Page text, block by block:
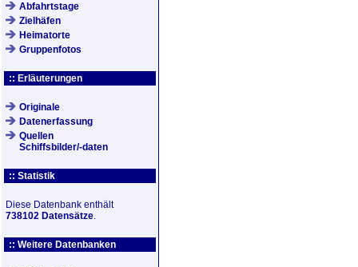
Abfahrtstage
Zielhäfen
Heimatorte
Gruppenfotos
:: Erläuterungen
Originale
Datenerfassung
Quellen
Schiffsbilder/-daten
:: Statistik
Diese Datenbank enthält
738102 Datensätze.
:: Weitere Datenbanken